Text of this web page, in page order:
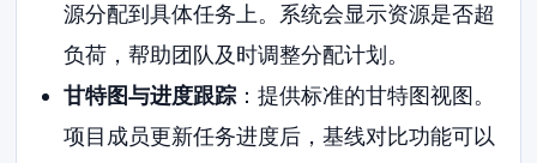
源分配到具体任务上。系统会显示资源是否超
负荷，帮助团队及时调整分配计划。
甘特图与进度跟踪：提供标准的甘特图视图。
项目成员更新任务进度后，基线对比功能可以